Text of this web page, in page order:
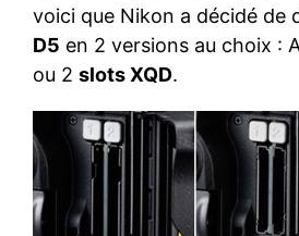
voici que Nikon a décidé de
D5 en 2 versions au choix :
ou 2 slots XQD.